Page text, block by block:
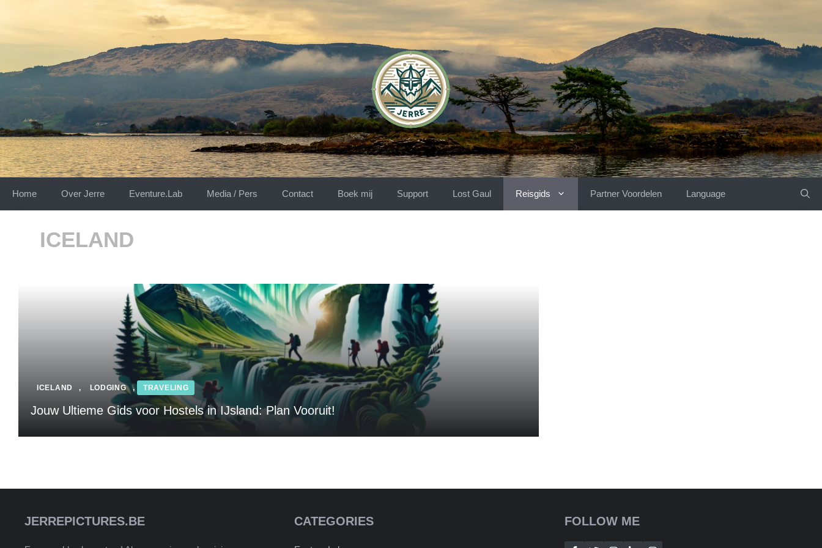
Home Over Jerre Eventure.Lab Media / Pers Contact Boek mij Support Lost Gaul Reisgids Partner Voordelen Language
ICELAND
ICELAND , LODGING , TRAVELING
Jouw Ultieme Gids voor Hostels in IJsland: Plan Vooruit!
JERREPICTURES.BE CATEGORIES FOLLOW ME